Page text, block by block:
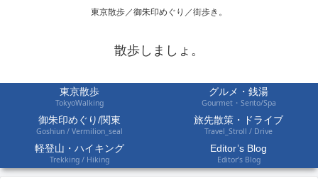
東京散歩／御朱印めぐり／街歩き。
散歩しましょ。
東京散歩
TokyoWalking
グルメ・銭湯
Gourmet・Sento/Spa
御朱印めぐり/関東
Goshiun / Vermilion_seal
旅先散策・ドライブ
Travel_Stroll / Drive
軽登山・ハイキング
Trekking / Hiking
Editor’s Blog
Editor’s Blog